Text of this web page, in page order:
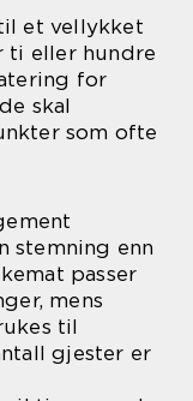
et vellykket
ti eller hundre
for
skal
som ofte
stemning enn
passer
mens
til
gjester er